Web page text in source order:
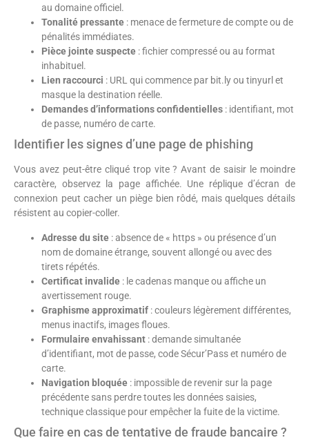
au domaine officiel.
Tonalité pressante : menace de fermeture de compte ou de
pénalités immédiates.
Pièce jointe suspecte : fichier compressé ou au format
inhabituel.
Lien raccourci : URL qui commence par bit.ly ou tinyurl et
masque la destination réelle.
Demandes d’informations confidentielles : identifiant, mot
de passe, numéro de carte.
Identifier les signes d’une page de phishing
Vous avez peut-être cliqué trop vite ? Avant de saisir le moindre
caractère, observez la page affichée. Une réplique d’écran de
connexion peut cacher un piège bien rôdé, mais quelques détails
résistent au copier-coller.
Adresse du site : absence de « https » ou présence d’un
nom de domaine étrange, souvent allongé ou avec des
tirets répétés.
Certificat invalide : le cadenas manque ou affiche un
avertissement rouge.
Graphisme approximatif : couleurs légèrement différentes,
menus inactifs, images floues.
Formulaire envahissant : demande simultanée
d’identifiant, mot de passe, code Sécur’Pass et numéro de
carte.
Navigation bloquée : impossible de revenir sur la page
précédente sans perdre toutes les données saisies,
technique classique pour empêcher la fuite de la victime.
Que faire en cas de tentative de fraude bancaire ?